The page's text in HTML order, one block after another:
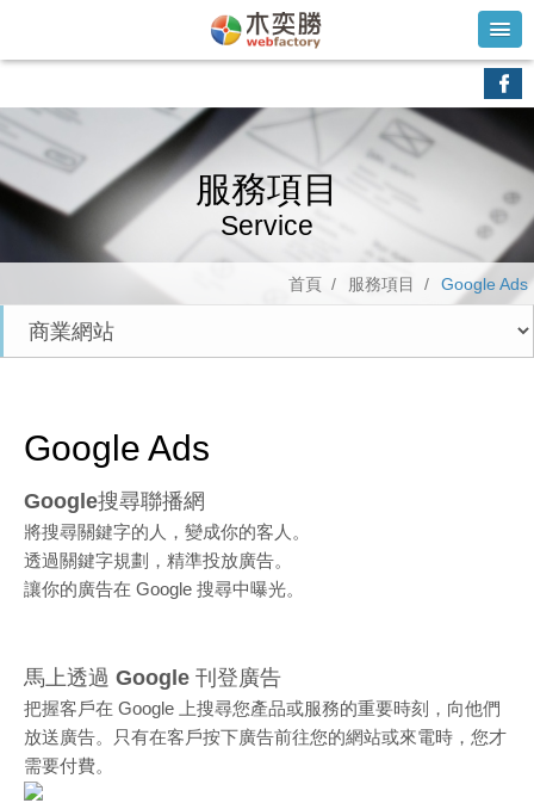
服務項目
Service
首頁 / 服務項目 / Google Ads
Google Ads
Google搜尋聯播網
將搜尋關鍵字的人，變成你的客人。
透過關鍵字規劃，精準投放廣告。
讓你的廣告在 Google 搜尋中曝光。
馬上透過 Google 刊登廣告
把握客戶在 Google 上搜尋您產品或服務的重要時刻，向他們
放送廣告。只有在客戶按下廣告前往您的網站或來電時，您才
需要付費。